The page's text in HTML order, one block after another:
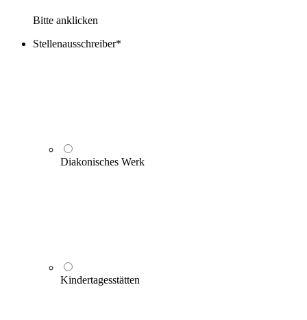
Bitte anklicken
Stellenausschreiber*
Diakonisches Werk
Kindertagesstätten